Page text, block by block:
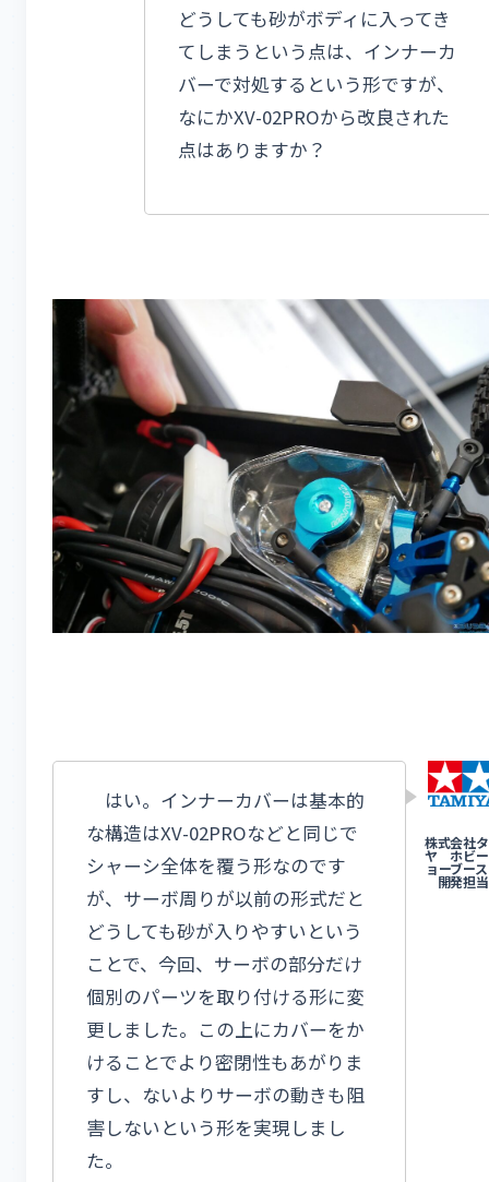
どうしても砂がボディに入ってき
てしまうという点は、インナーカ
バーで対処するという形ですが、
なにかXV-02PROから改良された
点はありますか？
はい。インナーカバーは基本的
な構造はXV-02PROなどと同じで
シャーシ全体を覆う形なのです
が、サーボ周りが以前の形式だと
どうしても砂が入りやすいという
ことで、今回、サーボの部分だけ
個別のパーツを取り付ける形に変
更しました。この上にカバーをか
けることでより密閉性もあがりま
すし、ないよりサーボの動きも阻
害しないという形を実現しまし
た。